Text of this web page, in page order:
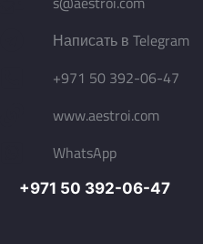
Написать в Telegram
+971 50 392-06-47
www.aestroi.com
WhatsApp
+971 50 392-06-47